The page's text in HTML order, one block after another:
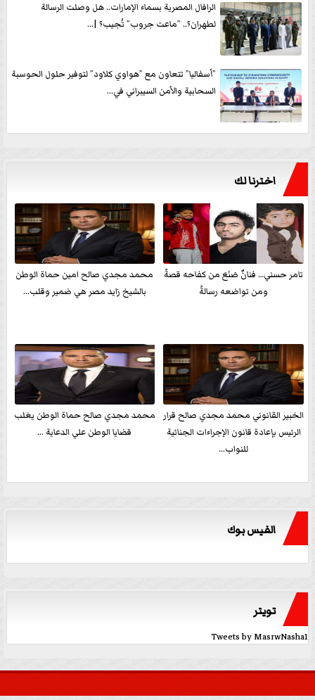
الرافال المصرية بسماء الإمارات.. هل وصلت الرسالة
لطهران؟.. ”ماعت جروب” تُجيب؟ |...
”أسفاليا” تتعاون مع ”هواوي كلاود” لتوفير حلول الحوسبة
السحابية والأمن السيبراني في...
اخترنا لك
تامر حسني… فنانٌ صَنَعَ من كفاحه قصةً
ومن تواضعه رسالةً
محمد مجدي صالح امين حماة الوطن
بالشيخ زايد مصر هي ضمير وقلب...
الخبير القانوني محمد مجدي صالح قرار
الرئيس بإعادة قانون الإجراءات الجنائية
للنواب...
محمد مجدي صالح حماة الوطن يغلب
قضايا الوطن علي الدعاية ...
الفيس بوك
تويتر
Tweets by MasrwNasha1